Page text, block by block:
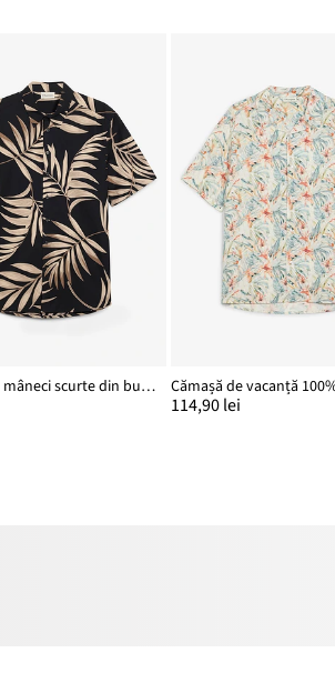
Cămașă cu mâneci scurte din bumbac organic 100%
114,90 lei